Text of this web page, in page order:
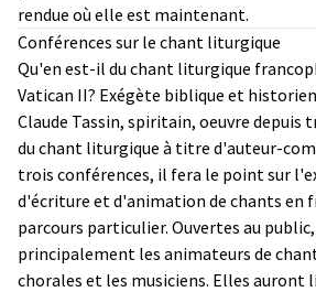
rendue où elle est maintenant.
Conférences sur le chant liturgique
Qu'en est-il du chant liturgique
Vatican II? Exégète biblique et
Claude Tassin, spiritain, oeuvre depuis
du chant liturgique à titre d'auteur-
trois conférences, il fera le point sur
d'écriture et d'animation de chants en
parcours particulier. Ouvertes au
principalement les animateurs de
chorales et les musiciens. Elles auront